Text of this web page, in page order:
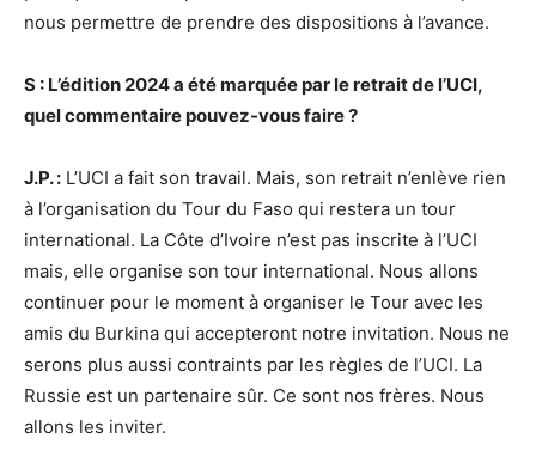
nous permettre de prendre des dispositions à l’avance.
S : L’édition 2024 a été marquée par le retrait de l’UCI,
quel commentaire pouvez-vous faire ?
J.P. : L’UCI a fait son travail. Mais, son retrait n’enlève rien
à l’organisation du Tour du Faso qui restera un tour
international. La Côte d’Ivoire n’est pas inscrite à l’UCI
mais, elle organise son tour international. Nous allons
continuer pour le moment à organiser le Tour avec les
amis du Burkina qui accepteront notre invitation. Nous ne
serons plus aussi contraints par les règles de l’UCI. La
Russie est un partenaire sûr. Ce sont nos frères. Nous
allons les inviter.